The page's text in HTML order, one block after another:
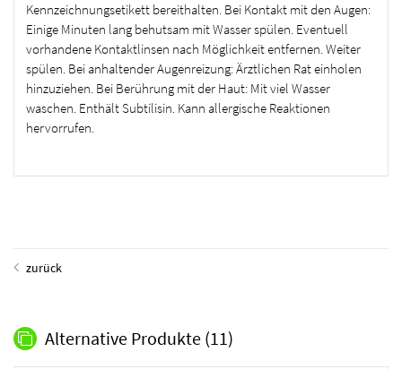
Kennzeichnungsetikett bereithalten. Bei Kontakt mit den Augen:
Einige Minuten lang behutsam mit Wasser spülen. Eventuell
vorhandene Kontaktlinsen nach Möglichkeit entfernen. Weiter
spülen. Bei anhaltender Augenreizung: Ärztlichen Rat einholen
hinzuziehen. Bei Berührung mit der Haut: Mit viel Wasser
waschen. Enthält Subtilisin. Kann allergische Reaktionen
hervorrufen.
zurück
Alternative Produkte (11)